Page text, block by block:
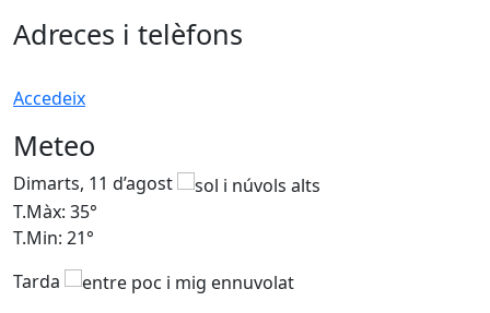
Adreces i telèfons
Accedeix
Meteo
Dimarts, 11 d’agost
T.Màx: 35°
T.Min: 21°
Tarda